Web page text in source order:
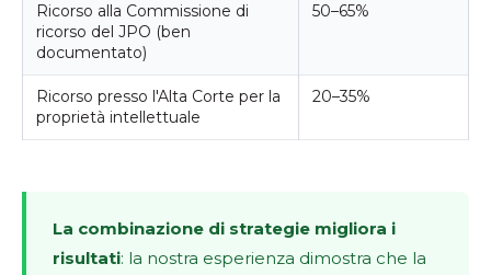
Ricorso alla Commissione di
ricorso del JPO (ben
documentato)
50–65%
Ricorso presso l'Alta Corte per la
proprietà intellettuale
20–35%
La combinazione di strategie migliora i
risultati: la nostra esperienza dimostra che la